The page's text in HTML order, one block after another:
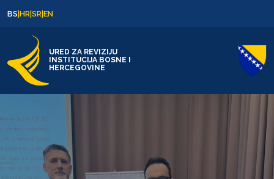
BS|HR|SR|EN
URED ZA REVIZIJU
INSTITUCIJA BOSNE I
HERCEGOVINE